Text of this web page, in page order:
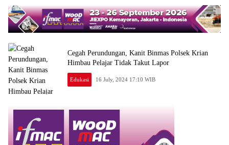
Cegah Perundungan, Kanit Binmas Polsek Krian
Himbau Pelajar Tidak Takut Lapor
Edukasi 16 July, 2024 17:10 WIB